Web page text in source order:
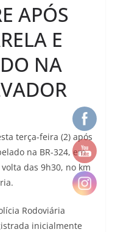
APÓS
E
NA
terça-feira (2) após
na BR-324, em
das 9h30, no km
Rodoviária
inicialmente